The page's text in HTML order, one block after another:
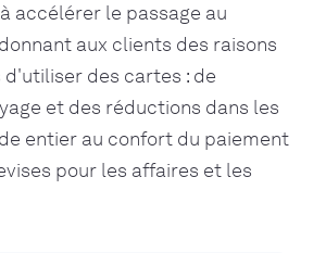
accélérer le passage au
aux clients des raisons
des cartes : de
et des réductions dans les
entier au confort du paiement
pour les affaires et les